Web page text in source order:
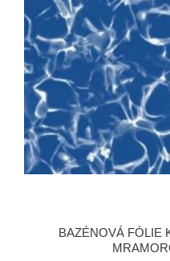
BAZÉNOVÁ FÓLIE